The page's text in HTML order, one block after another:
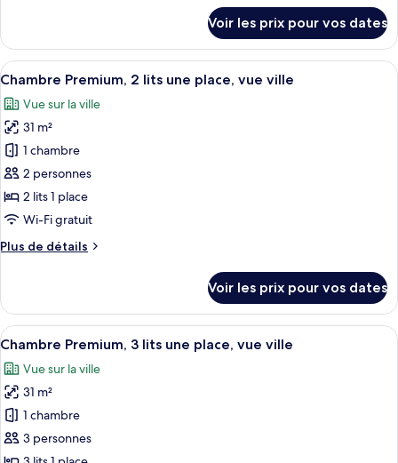
lits
doubles,
fumeurs,
vue
ville
le
type
de
Chambre
Premium,
lits
doubles,
fumeurs,
vue
ville
Voir les prix pour vos dates
Afficher
toutes
les
photos
pour
ce
type
de
chambre :
Chambre
lits
une
place,
vue
ville
Coffres-forts dans les chambres,
13
Chambre Premium, 2 lits une place, vue ville
Vue sur la ville
31 m²
1 chambre
2 personnes
2 lits 1 place
Wi-Fi gratuit
Plus de détails
Plus
le
type
de
Chambre
Premium,
lits
une
place,
Voir les prix pour vos dates
Afficher
toutes
les
photos
pour
ce
type
Une zone urbaine densément
6
Chambre Premium, 3 lits une place, vue ville
Vue sur la ville
31 m²
1 chambre
3 personnes